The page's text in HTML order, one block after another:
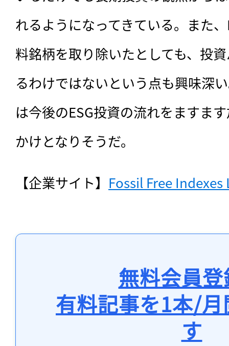
れるようになってきている。また
料銘柄を取り除いたとしても、投
るわけではないという点も興味深
は今後のESG投資の流れをますま
かけとなりそうだ。
【企業サイト】 Fossil Free Indexes
無料会員
有料記事を1本/
す